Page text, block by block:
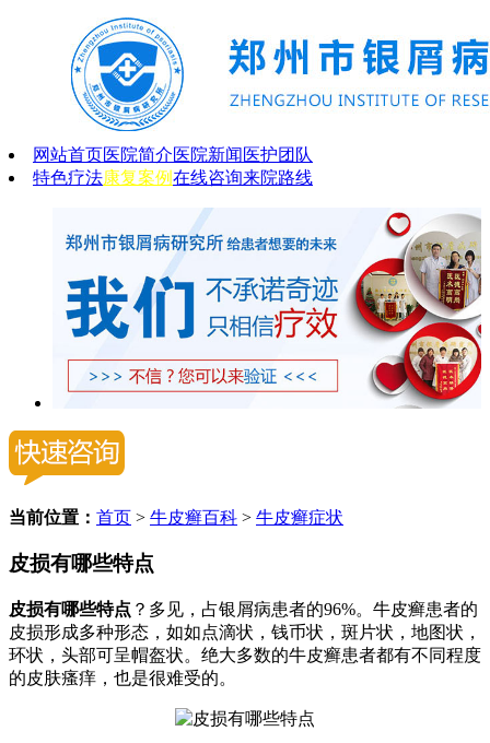
网站首页医院简介医院新闻 医护团队
特色疗法康复案例在线咨询来院路线
当前位置： 首页 > 牛皮癣百科 > 牛皮癣症状
皮损有哪些特点
皮损有哪些特点 ？多见，占银屑病患者的96%。牛皮癣患者的
皮损形成多种形态，如如点滴状，钱币状，斑片状，地图状，
环状，头部可呈帽盔状。绝大多数的牛皮癣患者都有不同程度
的皮肤瘙痒，也是很难受的。